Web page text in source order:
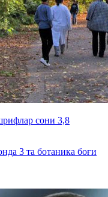
сони 3,8
3 та ботаника боғи